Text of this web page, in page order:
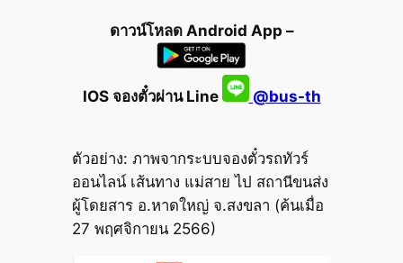
ดาวน์โหลด Android App –
IOS จองตั๋วผ่าน Line @bus-th
ตัวอย่าง: ภาพจากระบบจองตั๋วรถทัวร์
ออนไลน์ เส้นทาง แม่สาย ไป สถานีขนส่ง
ผู้โดยสาร อ.หาดใหญ่ จ.สงขลา (ค้นเมื่อ
27 พฤศจิกายน 2566)